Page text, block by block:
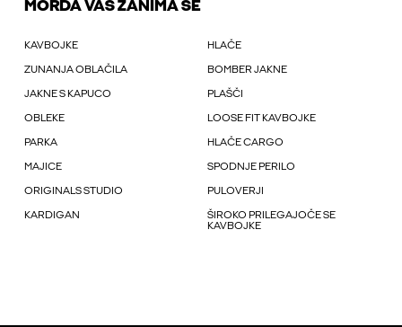
MORDA VAS ZANIMA ŠE
KAVBOJKE HLAČE
ZUNANJA OBLAČILA BOMBER JAKNE
JAKNE S KAPUCO PLAŠČI
OBLEKE LOOSE FIT KAVBOJKE
PARKA HLAČE CARGO
MAJICE SPODNJE PERILO
ORIGINALS STUDIO PULOVERJI
KARDIGAN
ŠIROKO PRILEGAJOČE SE
KAVBOJKE